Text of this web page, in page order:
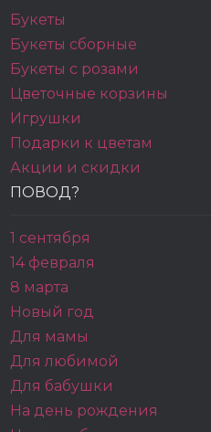
Букеты
Букеты сборные
Букеты с розами
Цветочные корзины
Игрушки
Подарки к цветам
Акции и скидки
ПОВОД?
1 сентября
14 февраля
8 марта
Новый год
Для мамы
Для любимой
Для бабушки
На день рождения